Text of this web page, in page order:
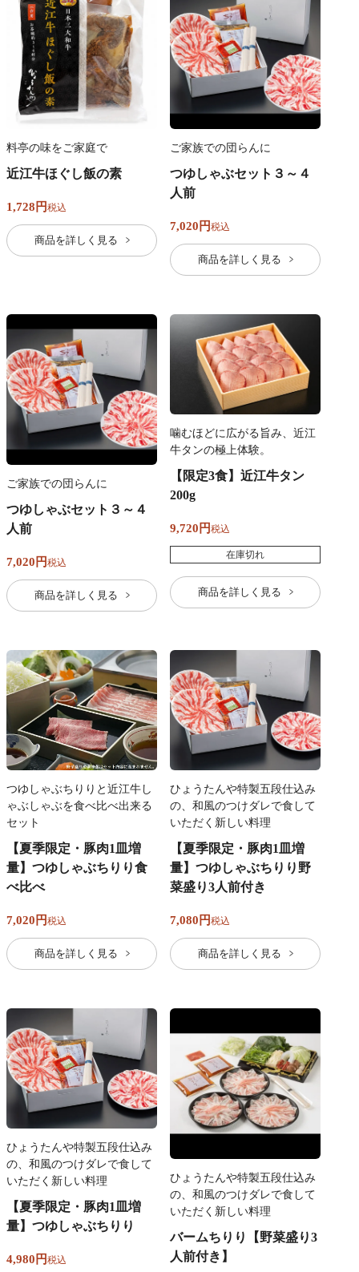
料亭の味をご家庭で
近江牛ほぐし飯の素
1,728 税込
商品を詳しく見る
ご家族での団らんに
つゆしゃぶセット３～４
人前
7,020 税込
商品を詳しく見る
ご家族での団らんに
つゆしゃぶセット３～４
人前
7,020 税込
商品を詳しく見る
噛むほどに広がる旨み、近江
牛タンの極上体験。
【限定3食】近江牛タン
200g
9,720 税込
在庫切れ
商品を詳しく見る
つゆしゃぶちりりと近江牛し
ゃぶしゃぶを食べ比べ出来る
セット
【夏季限定・豚肉1皿増
量】つゆしゃぶちりり食
べ比べ
7,020 税込
商品を詳しく見る
ひょうたんや特製五段仕込み
の、和風のつけダレで食して
いただく新しい料理
【夏季限定・豚肉1皿増
量】つゆしゃぶちりり野
菜盛り3人前付き
7,080 税込
商品を詳しく見る
ひょうたんや特製五段仕込み
の、和風のつけダレで食して
いただく新しい料理
【夏季限定・豚肉1皿増
量】つゆしゃぶちりり
4,980 税込
ひょうたんや特製五段仕込み
の、和風のつけダレで食して
いただく新しい料理
バームちりり【野菜盛り3
人前付き】